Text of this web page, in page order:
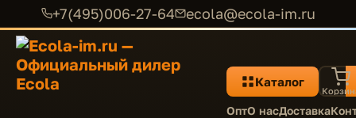
+7(495)006-27-64 ecola@ecola-im.ru
Каталог
ОптО насДоставка